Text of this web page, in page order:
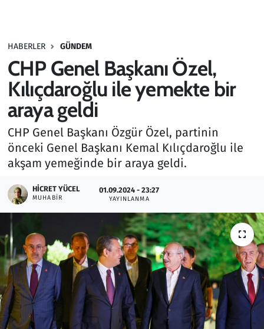
HABERLER GÜNDEM
CHP Genel Başkanı Özel,
Kılıçdaroğlu ile yemekte bir
araya geldi
CHP Genel Başkanı Özgür Özel, partinin
önceki Genel Başkanı Kemal Kılıçdaroğlu ile
akşam yemeğinde bir araya geldi.
HICRET YÜCEL
MUHABIR
01.09.2024 - 23:27
YAYINLANMA
Haber
Kültür Sanat
Kurumsal Haberler
Lezzet Durağı
Memur ve Kamu
Otomobil
Oyun
Ramazan
Resmi İlanlar
Rüya Tabirleri